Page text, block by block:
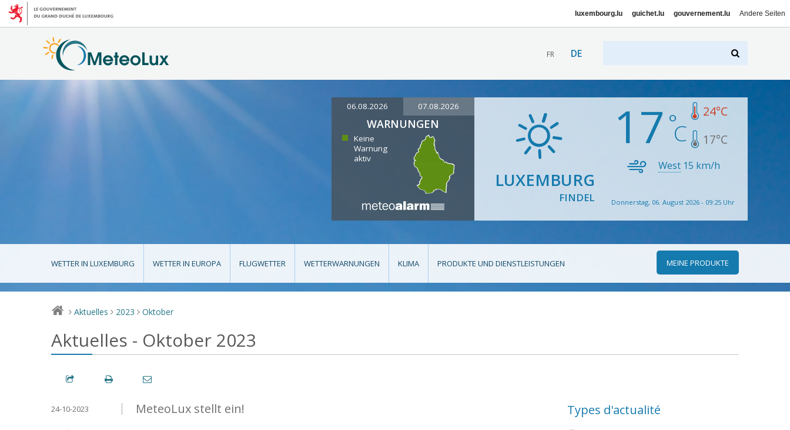
luxembourg.lu guichet.lu gouvernement.lu Andere Seiten
FR DE
06.08.2026 07.08.2026
WARNUNGEN
Keine
Warnung
aktiv
LUXEMBURG
FINDEL
17 24°C
17°C
West 15 km/h
Donnerstag, 06. August 2026 - 09:25 Uhr
WETTER IN LUXEMBURG WETTER IN EUROPA FLUGWETTER WETTERWARNUNGEN KLIMA PRODUKTE UND DIENSTLEISTUNGEN MEINE PRODUKTE
> Aktuelles > 2023 > Oktober
Aktuelles - Oktober 2023
MeteoLux stellt ein!
24-10-2023 Types d'actualité